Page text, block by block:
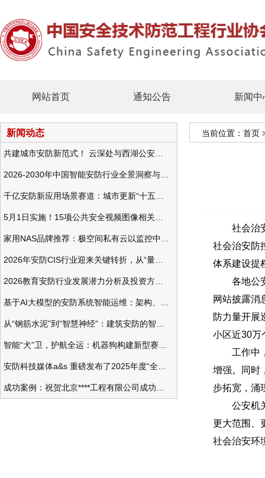
网站首页 通知公告 新闻中
新闻动态 当前位置： 首页
社会治
社会治安防
体系建设提
各地公安
网站披露消
防力量开展
小区近30万
工作中，
增强。同时
步拓宽，涌
公安机关
更大范围、
社会治安环